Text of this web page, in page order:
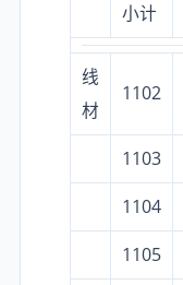
小计
线
材
1102
1103
1104
1105